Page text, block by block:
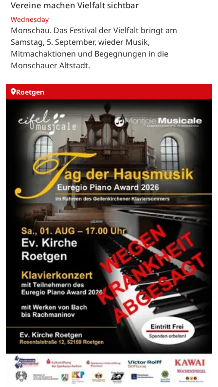
Vereine machen Vielfalt sichtbar
Wednesday
Monschau. Das Festival der Vielfalt bringt am
Samstag, 5. September, wieder Musik,
Mitmachaktionen und Begegnungen in die
Monschauer Altstadt.
Roetgen